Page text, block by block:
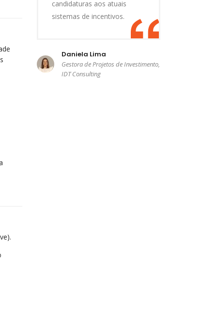
candidaturas aos atuais
sistemas de incentivos.
Daniela Lima
Gestora de Projetos de Investimento,
IDT Consulting